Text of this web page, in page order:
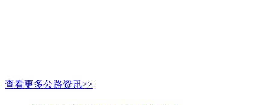
查看更多公路资讯>>